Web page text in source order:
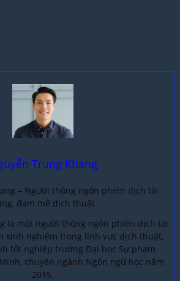
Trung Khang
– Người thông ngôn phiên dịch tài
đam mê dịch thuật
là một người thông ngôn phiên dịch tài
kinh nghiệm trong lĩnh vực dịch thuật,
tốt nghiệp trường Đại học Sư phạm
chuyên ngành Ngôn ngữ học năm
2015.